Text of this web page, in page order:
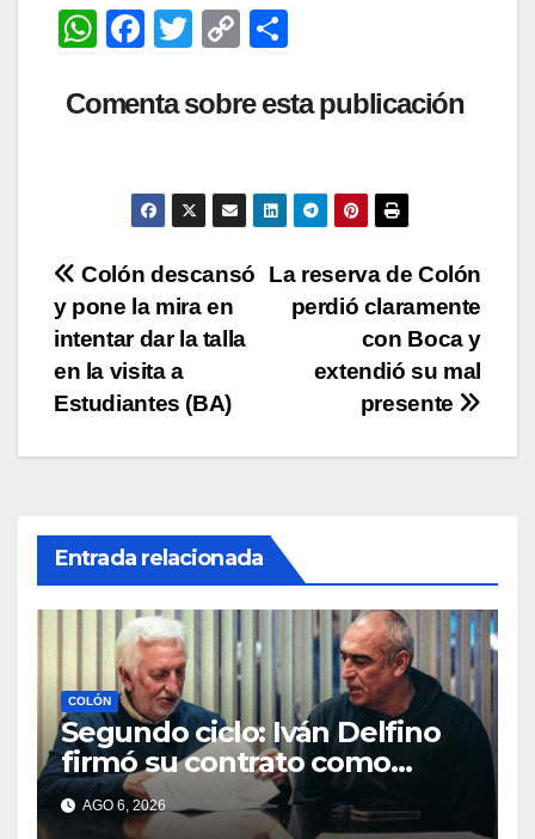
W
at
p
F
c
b
o
o
k
T
tt
C
p
Li
n
k
m
ar
tir
Comenta sobre esta publicación
Navegación
de
entradas
La reserva de Colón
perdió claramente
con Boca y
extendió su mal
presente
Colón descansó
y pone la mira en
intentar dar la talla
en la visita a
Estudiantes (BA)
Entrada relacionada
COLÓN
Segundo ciclo: Iván Delfino
firmó su contrato como
técnico de Colón
AGO 6, 2026